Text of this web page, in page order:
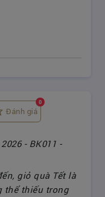
Đánh giá
0
- BK011 -
giỏ quà Tết là
thể thiếu trong